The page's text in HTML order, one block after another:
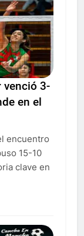
venció 3-
en el
encuentro
15-10
clave en